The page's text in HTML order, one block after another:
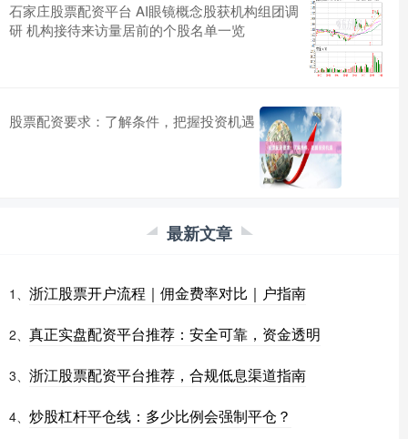
石家庄股票配资平台 AI眼镜概念股获机构组团调
研 机构接待来访量居前的个股名单一览
股票配资要求：了解条件，把握投资机遇
最新文章
1、 浙江股票开户流程｜佣金费率对比｜户指南
2、 真正实盘配资平台推荐：安全可靠，资金透明
3、 浙江股票配资平台推荐，合规低息渠道指南
4、 炒股杠杆平仓线：多少比例会强制平仓？